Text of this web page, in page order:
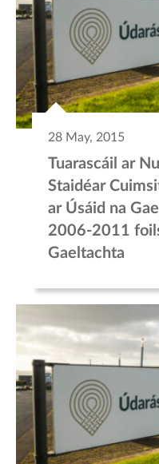
28 May, 2015
Tuarascáil ar
Staidéar
ar Úsáid na
2006-2011
Gaeltachta